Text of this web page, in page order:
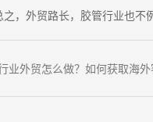
，外贸路长，胶管行业也不
业外贸怎么做？如何获取海外